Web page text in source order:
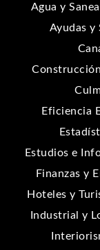
Agua y
Ayudas y
Eficiencia
Estudios e
Finanzas y
Hoteles y
Industrial y